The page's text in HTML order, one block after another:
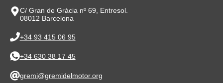
C/ Gran de Gràcia nº 69, Entresol.
08012 Barcelona
+34 93 415 06 95
+34 630 38 17 45
gremi@gremidelmotor.org